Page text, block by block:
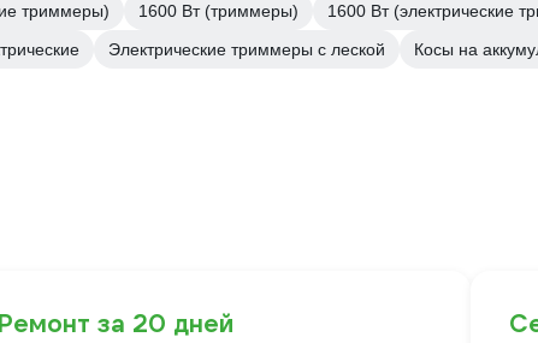
триммеры) 1600 Вт (триммеры) 1600 Вт (электрические
Электрические триммеры с леской Косы на
Ремонт за 20 дней